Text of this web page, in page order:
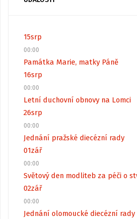
15srp
00:00
Památka Marie, matky Páně
16srp
00:00
Letní duchovní obnovy na Lomci
26srp
00:00
Jednání pražské diecézní rady
01zář
00:00
Světový den modliteb za péči o
02zář
00:00
Jednání olomoucké diecézní rady